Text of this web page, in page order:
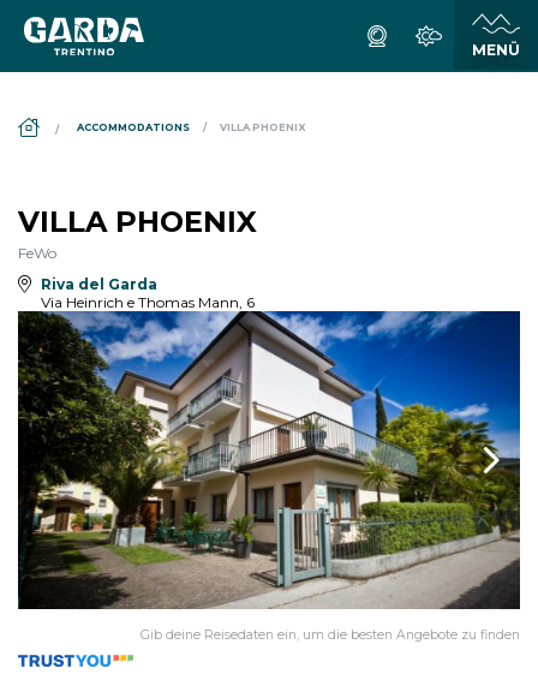
ACCOMMODATIONS VILLA PHOENIX
VILLA PHOENIX
FeWo
Riva del Garda
Via Heinrich e Thomas Mann, 6
Gib deine Reisedaten ein, um die besten Angebote zu finden